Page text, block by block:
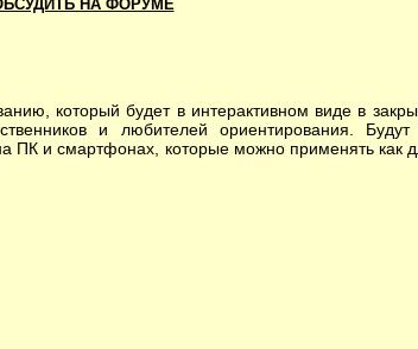
НА ФОРУМЕ
который будет в интерактивном виде в
и любителей ориентирования.
ПК и смартфонах, которые можно применять как